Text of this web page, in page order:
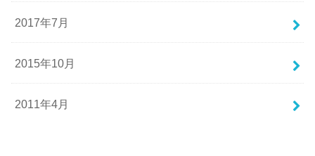
2017年7月
2015年10月
2011年4月